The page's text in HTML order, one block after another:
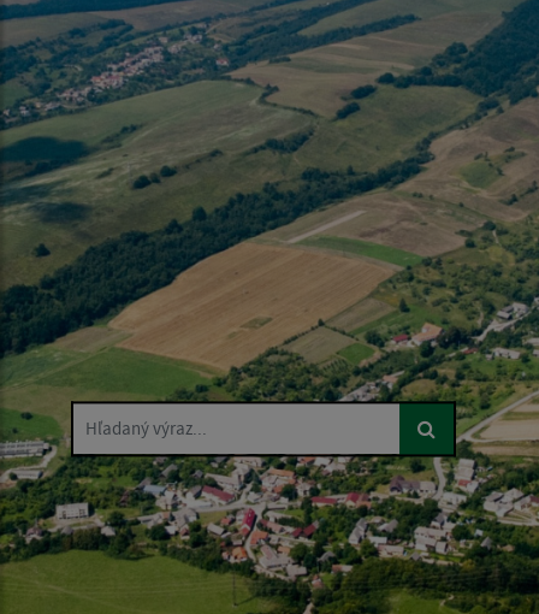
Hľadaný výraz...